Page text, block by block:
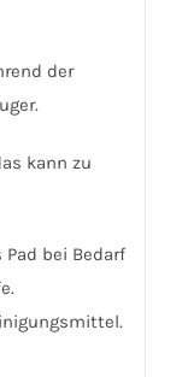
der
kann zu
bei Bedarf